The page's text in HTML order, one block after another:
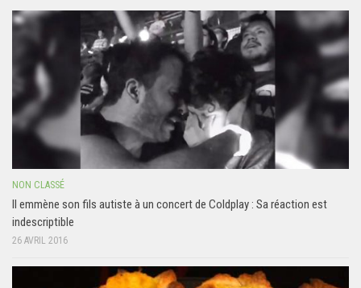
NON CLASSÉ
Il emmène son fils autiste à un concert de Coldplay : Sa réaction est
indescriptible
26 AVRIL 2016